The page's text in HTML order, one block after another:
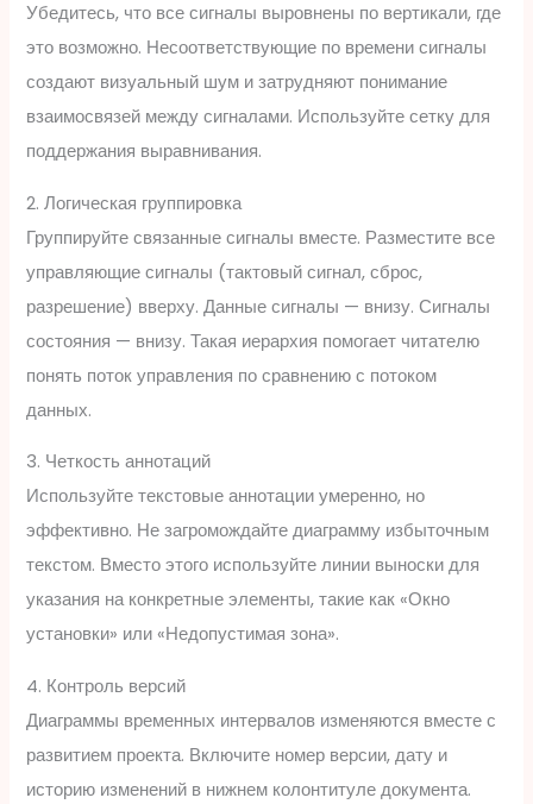
Убедитесь, что все сигналы выровнены по вертикали, где
это возможно. Несоответствующие по времени сигналы
создают визуальный шум и затрудняют понимание
взаимосвязей между сигналами. Используйте сетку для
поддержания выравнивания.
2. Логическая группировка
Группируйте связанные сигналы вместе. Разместите все
управляющие сигналы (тактовый сигнал, сброс,
разрешение) вверху. Данные сигналы — внизу. Сигналы
состояния — внизу. Такая иерархия помогает читателю
понять поток управления по сравнению с потоком
данных.
3. Четкость аннотаций
Используйте текстовые аннотации умеренно, но
эффективно. Не загромождайте диаграмму избыточным
текстом. Вместо этого используйте линии выноски для
указания на конкретные элементы, такие как «Окно
установки» или «Недопустимая зона».
4. Контроль версий
Диаграммы временных интервалов изменяются вместе с
развитием проекта. Включите номер версии, дату и
историю изменений в нижнем колонтитуле документа.